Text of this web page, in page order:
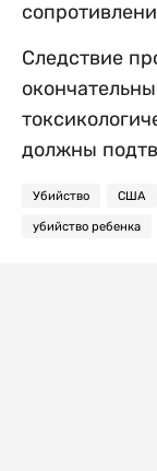
Следствие
должны
Убийство США
убийство ребенка